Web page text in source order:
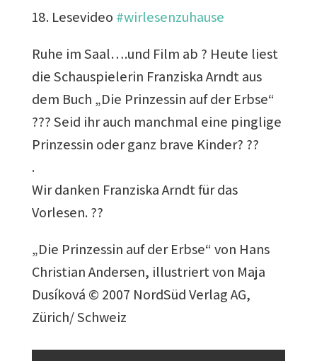
18. Lesevideo #wirlesenzuhause
Ruhe im Saal….und Film ab ? Heute liest
die Schauspielerin Franziska Arndt aus
dem Buch „Die Prinzessin auf der Erbse“
??? Seid ihr auch manchmal eine pinglige
Prinzessin oder ganz brave Kinder? ??
.
Wir danken Franziska Arndt für das
Vorlesen. ??
„Die Prinzessin auf der Erbse“ von Hans
Christian Andersen, illustriert von Maja
Dusíková © 2007 NordSüd Verlag AG,
Zürich/ Schweiz